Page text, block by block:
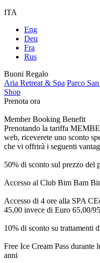
ITA
Eng
Deu
Fra
Rus
Buoni Regalo
Aria Retreat & Spa Parco
Shop
Prenota ora
Member Booking Benefit
Prenotando la tariffa
web, riceverete uno sconto
che vi offrirà i seguenti
50% di sconto sul prezzo del
Accesso al Club Bim Bam
Accesso di 4 ore alla SPA
45,00 invece di Euro 65,00/
10% di sconto su trattamenti
Free Ice Cream Pass
anni